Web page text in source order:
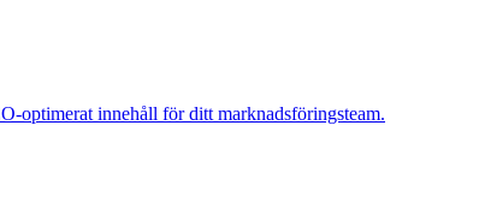
optimerat innehåll för ditt marknadsföringsteam.